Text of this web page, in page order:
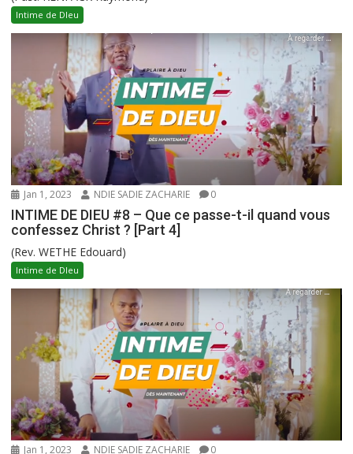
Intime de DIeu
Jan 1, 2023 NDIE SADIE ZACHARIE 0
INTIME DE DIEU #8 – Que ce passe-t-il quand vous
confessez Christ ? [Part 4]
(Rev. WETHE Edouard)
Intime de DIeu
Jan 1, 2023 NDIE SADIE ZACHARIE 0